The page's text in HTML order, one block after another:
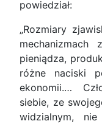
powiedział:
„Rozmiary
mechanizmach
pieniądza,
różne naciski
ekonomii.…
siebie, ze
widzialnym,